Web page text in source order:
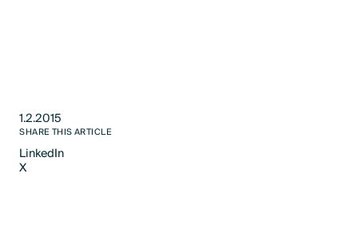
1.2.2015
SHARE THIS ARTICLE
LinkedIn
LinkedIn
X